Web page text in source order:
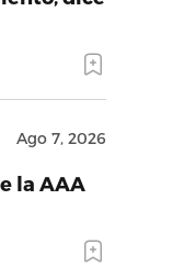
Ago 7, 2026
la AAA